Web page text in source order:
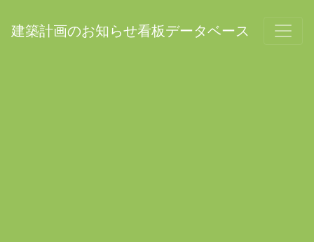
建築計画のお知らせ看板データベース